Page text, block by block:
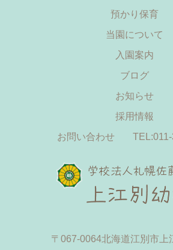
預かり保育
当園について
入園案内
ブログ
お知らせ
採用情報
お問い合わせ
〒067-0064北海道江別市上